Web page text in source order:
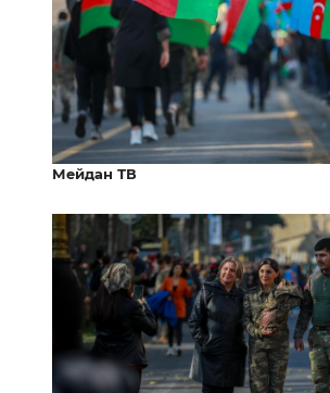
Мейдан ТВ